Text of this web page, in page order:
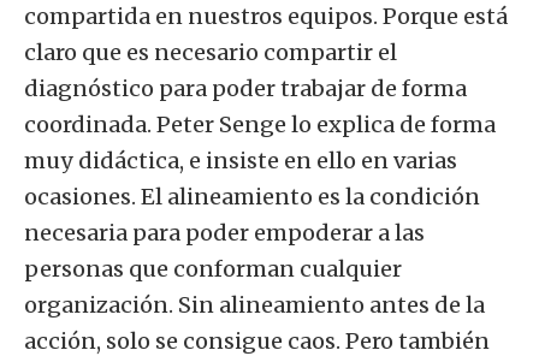
compartida en nuestros equipos. Porque está
claro que es necesario compartir el
diagnóstico para poder trabajar de forma
coordinada. Peter Senge lo explica de forma
muy didáctica, e insiste en ello en varias
ocasiones. El alineamiento es la condición
necesaria para poder empoderar a las
personas que conforman cualquier
organización. Sin alineamiento antes de la
acción, solo se consigue caos. Pero también